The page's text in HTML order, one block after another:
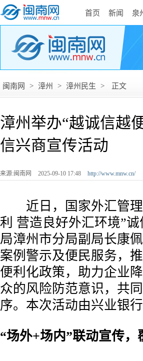
首页 新闻 泉
闽南网 > 漳州 > 漳州民生 > 正文
漳州举办“越诚信越
信兴商宣传活动
来源:闽南网 2025-09-10 17:48 http://www.mnw.cn/
近日，国家外汇管理
利 营造良好外汇环境”
局漳州市分局副局长康
案例警示及便民服务，
便利化政策，助力企业
众的风险防范意识，共
序。本次活动由兴业银
“场外+场内”联动宣传，